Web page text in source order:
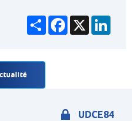
PartagerFacebook
X
UDCE84